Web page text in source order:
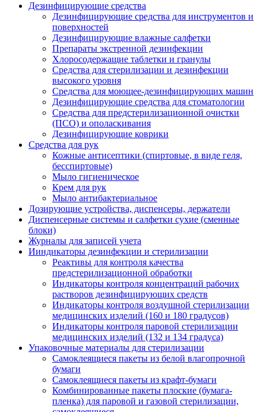
Дезинфицирующие средства
Дезинфицирующие средства для инструментов и
поверхностей
Дезинфицирующие влажные салфетки
Препараты экстренной дезинфекции
Хлоросодержащие таблетки и гранулы
Средства для стерилизации и дезинфекции
высокого уровня
Средства для моющее-дезинфицирующих машин
Дезинфицирующие средства для стоматологии
Средства для предстерилизационной очистки
(ПСО) и ополаскивания
Дезинфицирующие коврики
Средства для рук
Кожные антисептики (спиртовые, в виде геля,
бесспиртовые)
Мыло гигиеническое
Крем для рук
Мыло антибактериальное
Дозирующие устройства, диспенсеры, держатели
Диспенсерные системы и салфетки сухие (сменные
блоки)
Журналы для записей учета
Ииндикаторы дезинфекции и стерилизации
Реактивы для контроля качества
предстерилизационной обработки
Индикаторы контроля концентраций рабочих
растворов дезинфицирующих средств
Индикаторы контроля воздушной стерилизации
медицинских изделий (160 и 180 градусов)
Индикаторы контроля паровой стерилизации
медицинских изделий (132 и 134 градуса)
Упаковочные материалы для стерилизации
Самоклеящиеся пакеты из белой влагопрочной
бумаги
Самоклеящиеся пакеты из крафт-бумаги
Комбинированные пакеты плоские (бумага-
пленка) для паровой и газовой стерилизации,